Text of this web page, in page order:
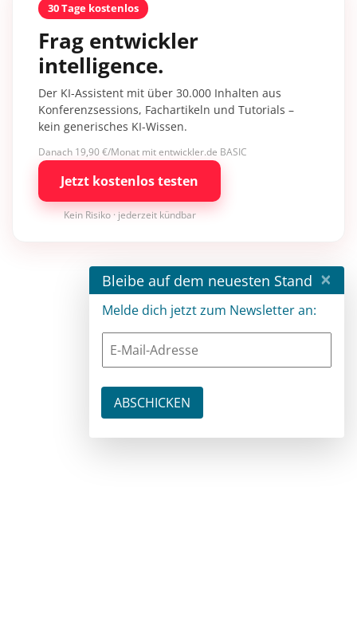
30 Tage kostenlos
Frag entwickler
intelligence.
Der KI-Assistent mit über 30.000 Inhalten aus
Konferenzsessions, Fachartikeln und Tutorials –
kein generisches KI-Wissen.
Danach 19,90 €/Monat mit entwickler.de BASIC
Jetzt kostenlos testen
Kein Risiko · jederzeit kündbar
Bleibe auf dem neuesten Stand ×
Melde dich jetzt zum Newsletter an: